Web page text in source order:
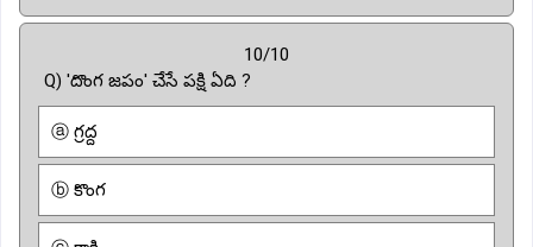
10/10
Q) 'దొంగ జపం' చేసే పక్షి ఏది ?
ⓐ గ్రద్ద
ⓑ కొంగ